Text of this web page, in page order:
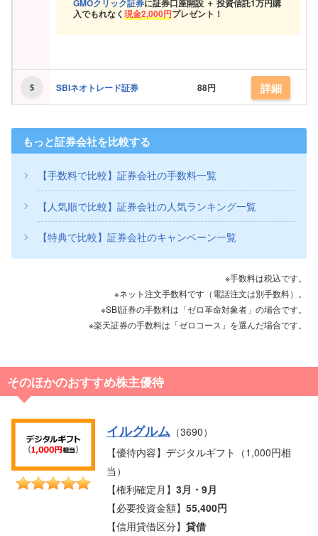
入でもれなく現金2,000円プレゼント！
SBIネオトレード証券 88円 詳細
もっと証券会社を比較する
【手数料で比較】証券会社の手数料一覧
【人気順で比較】証券会社の人気ランキング一覧
【特典で比較】証券会社のキャンペーン一覧
※手数料は税込です。
※ネット注文手数料です（電話注文は別手数料）。
※SBI証券の手数料は「ゼロ革命対象者」の場合です。
※楽天証券の手数料は「ゼロコース」を選んだ場合です。
そのほかのおすすめ株主優待
イルグルム （3690）
【優待内容】デジタルギフト（1,000円相
当）
【権利確定月】3月・9月
【必要投資金額】55,400円
【信用貸借区分】貸借